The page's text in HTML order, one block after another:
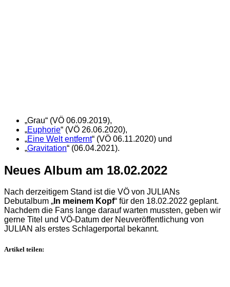
„Grau“ (VÖ 06.09.2019),
„Euphorie“ (VÖ 26.06.2020),
„Eine Welt entfernt“ (VÖ 06.11.2020) und
„Gravitation“ (06.04.2021).
Neues Album am 18.02.2022
Nach derzeitigem Stand ist die VÖ von JULIANs
Debutalbum „ In meinem Kopf“ für den 18.02.2022 geplant.
Nachdem die Fans lange darauf warten mussten, geben wir
gerne Titel und VÖ-Datum der Neuveröffentlichung von
JULIAN als erstes Schlagerportal bekannt.
Artikel teilen: